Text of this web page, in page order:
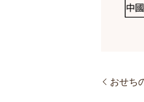
おせち